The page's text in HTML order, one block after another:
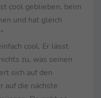
cool geblieben, beim
und hat gleich
cool. Er lässt
zu, was seinen
sich auf den
auf die nächste